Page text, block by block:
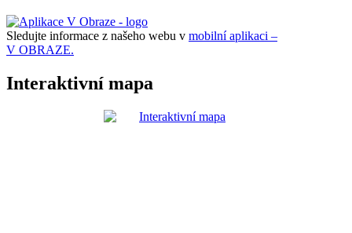
Sledujte informace z našeho webu v mobilní aplikaci –
V OBRAZE.
Interaktivní mapa